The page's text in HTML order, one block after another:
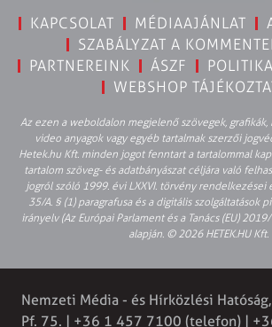
KAPCSOLAT MÉDIAAJÁNLAT
SZABÁLYZAT A
PARTNEREINK
ÁSZF
WEBSHOP
Az ezen a weboldalon megjelenő szövegek,
video anyagok vagy egyéb tartalmak szerzői
Hetek.hu Kft. minden jogot fenntart a tartalommal
tartalom szöveg- és adatbányászat céljára való
jogról szóló 1999. évi LXXVI. törvény
35/A. § (1) paragrafusa és a digitális szolgáltatások
irányelv (Az Európai Parlament és a Tanács (EU)
alapján. © 2026 HETEK.HU Kft.
Nemzeti Média - és Hírközlési
Pf. 75. | +36 1 457 7100 (telefon) |